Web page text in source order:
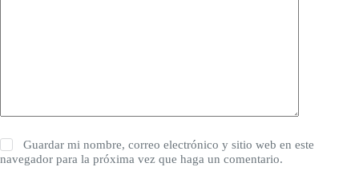
Guardar mi nombre, correo electrónico y sitio web en este
navegador para la próxima vez que haga un comentario.